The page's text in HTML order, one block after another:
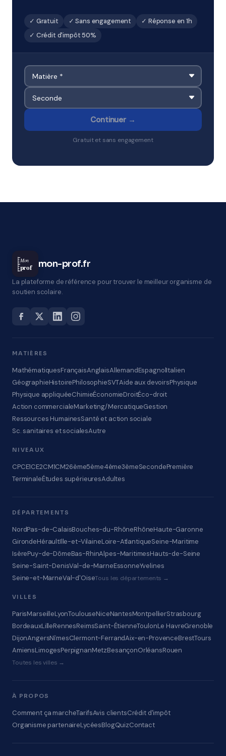
✓ Gratuit ✓ Sans engagement
✓ Réponse en 1h
✓ Crédit d'impôt 50%
Continuer →
Gratuit et sans engagement
Mon
prof mon-prof.fr
La plateforme de référence pour trouver le meilleur organisme de
soutien scolaire.
MATIÈRES
MathématiquesFrançaisAnglaisAllemandEspagnolItalien
GéographieHistoirePhilosophieSVTAide aux devoirsPhysique
Physique appliquéeChimieÉconomieDroitÉco-droit
Action commercialeMarketing/MercatiqueGestion
Ressources HumainesSanté et action sociale
Sc. sanitaires et socialesAutre
NIVEAUX
CPCE1CE2CM1CM26ème5ème4ème3èmeSecondePremière
TerminaleÉtudes supérieuresAdultes
DÉPARTEMENTS
NordPas-de-CalaisBouches-du-RhôneRhôneHaute-Garonne
GirondeHéraultIlle-et-VilaineLoire-AtlantiqueSeine-Maritime
IsèrePuy-de-DômeBas-RhinAlpes-MaritimesHauts-de-Seine
Seine-Saint-DenisVal-de-MarneEssonneYvelines
Seine-et-MarneVal-d'OiseTous les départements →
VILLES
ParisMarseilleLyonToulouseNiceNantesMontpellierStrasbourg
BordeauxLilleRennesReimsSaint-ÉtienneToulonLe HavreGrenoble
DijonAngersNîmesClermont-FerrandAix-en-ProvenceBrestTours
AmiensLimogesPerpignanMetzBesançonOrléansRouen
Toutes les villes →
À PROPOS
Comment ça marcheTarifsAvis clientsCrédit d'impôt
Organisme partenaireLycéesBlogQuizContact